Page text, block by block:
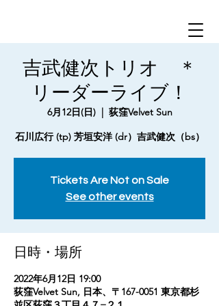
吉武健次トリオ ＊
リーダーライブ！
6月12日(日)
  |
荻窪Velvet Sun
Tickets Are Not on Sale
See other events
日時・場所
2022年6月12日 19:00
荻窪Velvet Sun, 日本、〒167-0051 東京都杉